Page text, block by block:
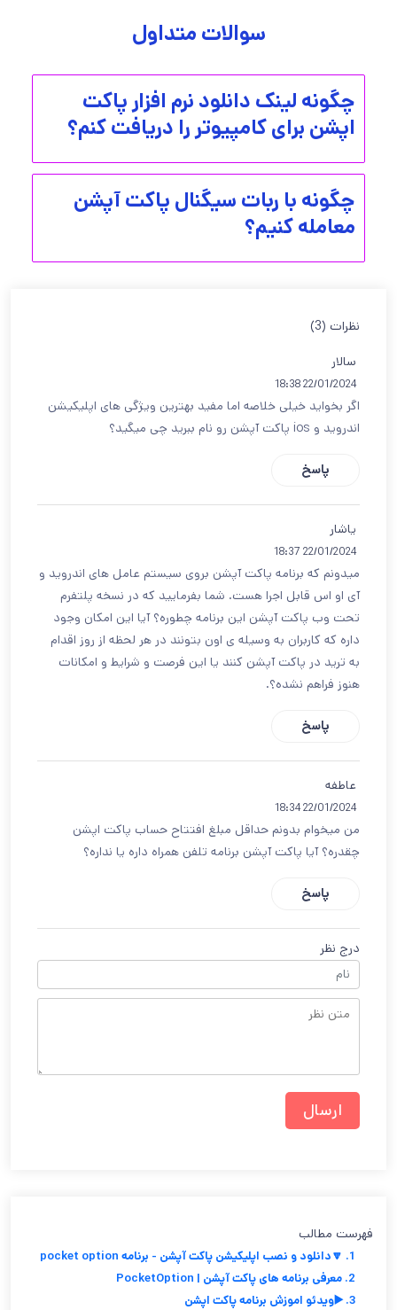
سوالات متداول
چگونه لینک دانلود نرم افزار پاکت
اپشن برای کامپیوتر را دریافت کنم؟
چگونه با ربات سیگنال پاکت آپشن
معامله کنیم؟
نظرات (3)
سالار
22/01/2024 18:38
اگر بخواید خیلی خلاصه اما مفید بهترین ویژگی های اپلیکیشن
اندروید و ios پاکت آپشن رو نام ببرید چی میگید؟
پاسخ
یاشار
22/01/2024 18:37
میدونم که برنامه پاکت آپشن بروی سیستم عامل های اندروید و
آی او اس قابل اجرا هست. شما بفرمایید که در نسخه پلتفرم
تحت وب پاکت آپشن این برنامه چطوره؟ آیا این امکان وجود
داره که کاربران به وسیله ی اون بتونند در هر لحظه از روز اقدام
به ترید در پاکت آپشن کنند یا این فرصت و شرایط و امکانات
هنوز فراهم نشده؟.
پاسخ
عاطفه
22/01/2024 18:34
من میخوام بدونم حداقل مبلغ افتتاح حساب پاکت اپشن
چقدره؟ آیا پاکت آپشن برنامه تلفن همراه داره یا نداره؟
پاسخ
درج نظر
فهرست مطالب
1. 🔽دانلود و نصب اپلیکیشن پاکت آپشن - برنامه pocket option
2. معرفی برنامه های پاکت آپشن | PocketOption
3. ▶️ویدئو اموزش برنامه پاکت اپشن